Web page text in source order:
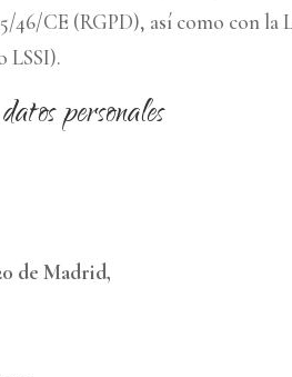
CE (RGPD), así como con la
LSSI).
personales
de Madrid,